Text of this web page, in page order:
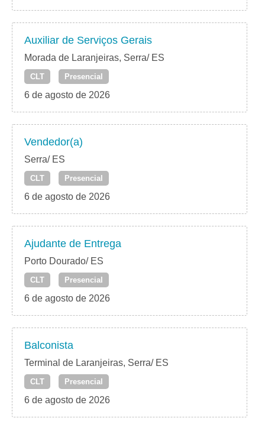
Auxiliar de Serviços Gerais
Morada de Laranjeiras, Serra/ ES
CLT Presencial
6 de agosto de 2026
Vendedor(a)
Serra/ ES
CLT Presencial
6 de agosto de 2026
Ajudante de Entrega
Porto Dourado/ ES
CLT Presencial
6 de agosto de 2026
Balconista
Terminal de Laranjeiras, Serra/ ES
CLT Presencial
6 de agosto de 2026